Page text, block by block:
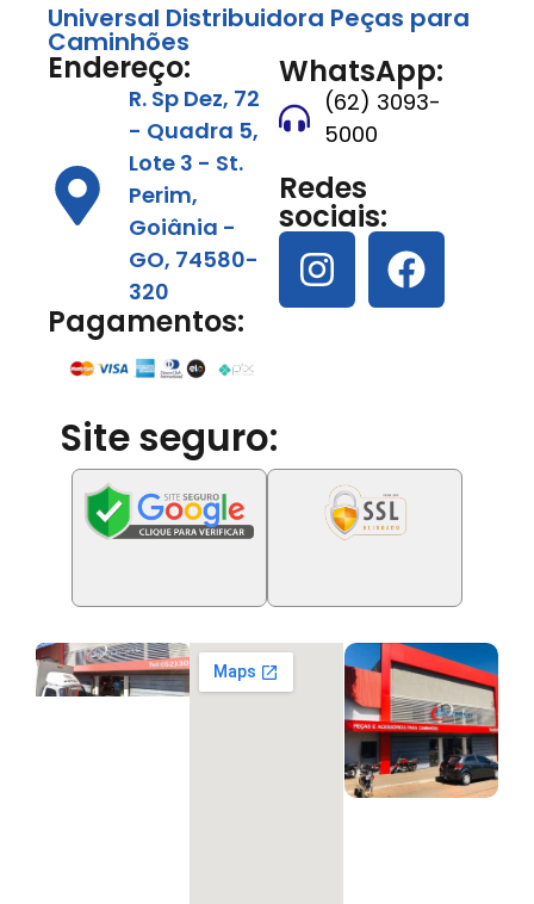
Universal Distribuidora Peças para
Caminhões
Endereço:
R. Sp Dez, 72
- Quadra 5,
Lote 3 - St.
Perim,
Goiânia -
GO, 74580-
320
Pagamentos:
WhatsApp:
(62) 3093-
5000
Redes
sociais:
Site seguro: